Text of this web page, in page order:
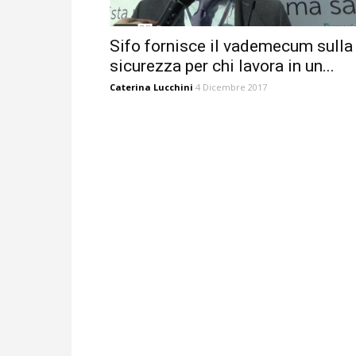
Sifo fornisce il vademecum sulla
sicurezza per chi lavora in un...
Caterina Lucchini 4 Dicembre 2017